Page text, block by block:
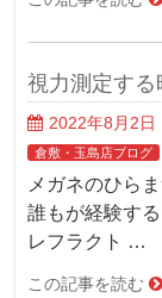
視力測定する
2022年8月2日
倉敷・玉島店ブログ
メガネのひら
誰もが経験す
レフラクト …
この記事を読む